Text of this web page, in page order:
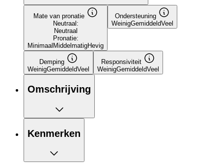
Mate van pronatie
Neutraal:
Neutraal
Pronatie:
Minimaal MiddelmatigHevig
Ondersteuning
WeinigGemiddeldVeel
Demping
WeinigGemiddeldVeel
Responsiviteit
WeinigGemiddeldVeel
Omschrijving
Kenmerken